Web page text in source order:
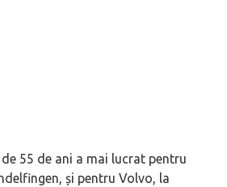
55 de ani a mai lucrat pentru
și pentru Volvo, la